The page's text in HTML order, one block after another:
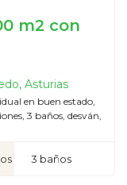
m2 con
Asturias
en buen estado,
3 baños, desván,
3 baños